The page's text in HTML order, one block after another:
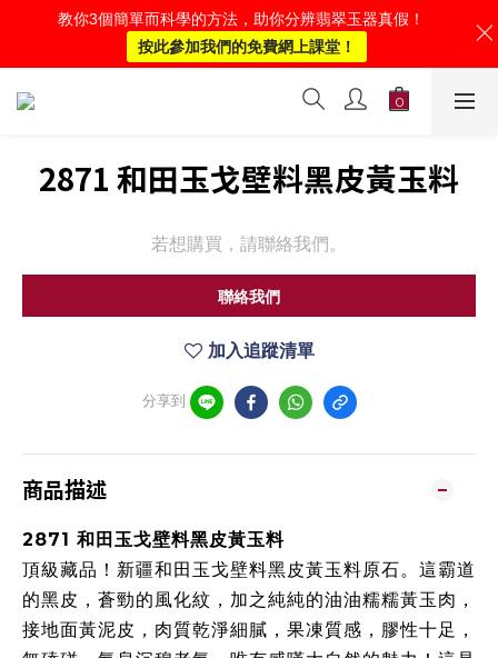
2871 和田玉戈壁料黑皮黃玉料
若想購買，請聯絡我們。
聯絡我們
加入追蹤清單
分享到
商品描述
2871 和田玉戈壁料黑皮黃玉料
頂級藏品！新疆和田玉戈壁料黑皮黃玉料原石。這霸道
的黑皮，蒼勁的風化紋，加之純純的油油糯糯黃玉肉，
接地面黃泥皮，肉質乾淨細膩，果凍質感，膠性十足，
教你3個簡單而科學的方法，助你分辨翡翠玉器真假！
按此參加我們的免費網上課堂！